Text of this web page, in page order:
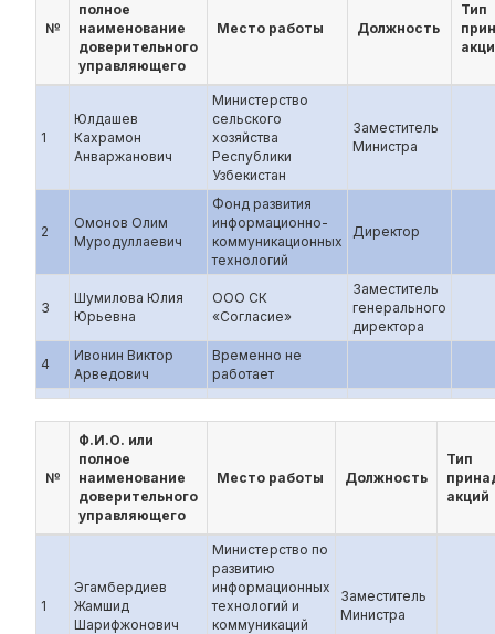
№
полное
наименование
доверительного
управляющего
Место работы Должность
Тип
1
Юлдашев
Кахрамон
Анваржанович
Министерство
сельского
хозяйства
Республики
Узбекистан
Заместитель
Министра
2
Омонов Олим
Муродуллаевич
Фонд развития
информационно-
коммуникационных
технологий
Директор
3
Шумилова Юлия
Юрьевна
ООО СК
«Согласие»
Заместитель
генерального
директора
4
Ивонин Виктор
Арведович
Временно не
работает
№
Ф.И.О. или
полное
наименование
доверительного
управляющего
Место работы Должность
Тип
акций
1
Эгамбердиев
Жамшид
Шарифжонович
Министерство по
развитию
информационных
технологий и
коммуникаций
Заместитель
Министра